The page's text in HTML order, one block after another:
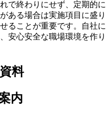
で終わりにせず、定期的に
ある場合は実施項目に盛り
ることが重要です。自社に
安心安全な職場環境を作り
料
内